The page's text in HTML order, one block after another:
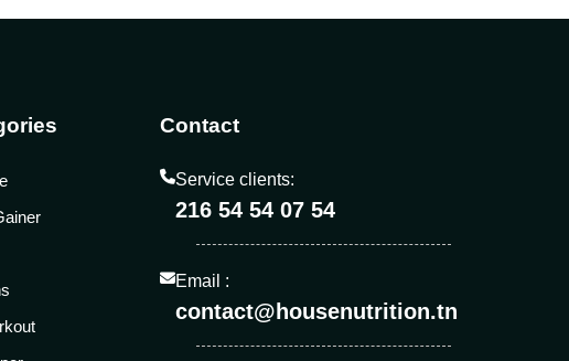
Contact
Service clients:
216 54 54 07 54
Email :
contact@housenutrition.tn